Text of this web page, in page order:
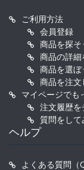
ご利用方法
会員登録
商品を探そ
商品の詳細
商品を選ぼ
商品を注文
マイページでも
注文履歴を
質問をして
ヘルプ
よくある質問（